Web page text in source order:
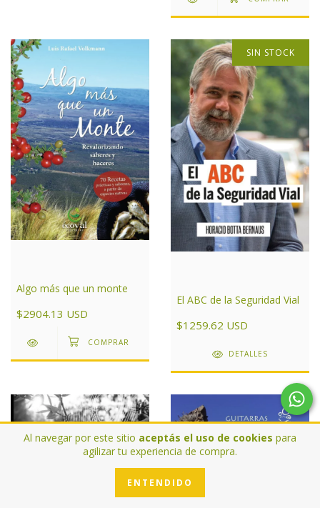
Al navegar por este sitio aceptás el uso de cookies para
agilizar tu experiencia de compra.
ENTENDIDO
Algo más que un monte
$2904.13 USD
SIN STOCK
El ABC de la Seguridad Vial
$1259.62 USD
DETALLES